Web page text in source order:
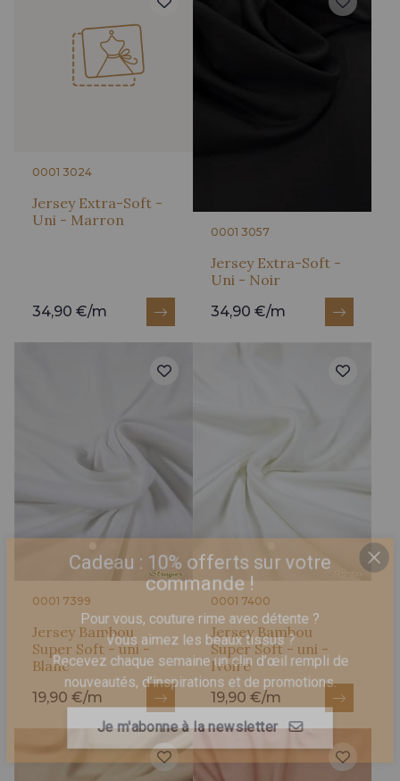
0001 3024
Jersey Extra-Soft -
Uni - Marron
34,90 €/m
0001 3057
Jersey Extra-Soft -
Uni - Noir
34,90 €/m
0001 7399
Jersey Bambou
Super Soft - uni -
Blanc
19,90 €/m
0001 7400
Jersey Bambou
Super Soft - uni -
Ivoire
19,90 €/m
Cadeau : 10% offerts sur votre
commande !
Pour vous, couture rime avec détente ?
Vous aimez les beaux tissus ?
Recevez chaque semaine un clin d’œil rempli de
nouveautés, d’inspirations et de promotions.
Je m'abonne à la newsletter